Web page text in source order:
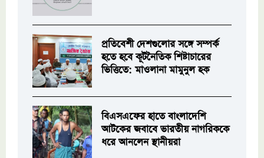
প্রতিবেশী দেশগুলোর সঙ্গে সম্পর্ক
হতে হবে কূটনৈতিক শিষ্টাচারের
ভিত্তিতে: মাওলানা মামুনুল হক
বিএসএফের হাতে বাংলাদেশি
আটকের জবাবে ভারতীয় নাগরিককে
ধরে আনলেন স্থানীয়রা